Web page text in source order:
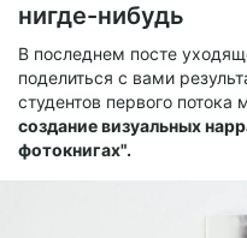
нигде-нибудь
В последнем посте
поделиться с вами
студентов первого потока
создание визуальных
фотокнигах".